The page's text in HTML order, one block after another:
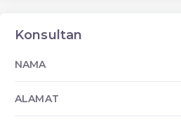
Konsultan
NAMA
ALAMAT